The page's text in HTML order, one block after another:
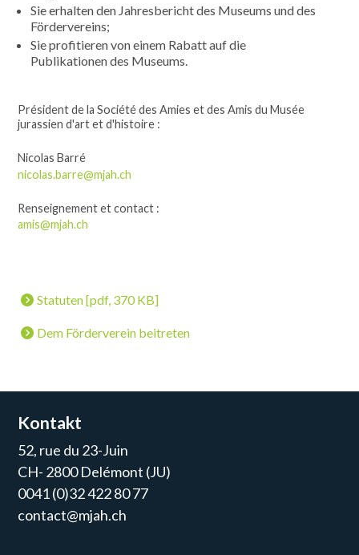
Sie erhalten den Jahresbericht des Museums und des
Fördervereins;
Sie profitieren von einem Rabatt auf die
Publikationen des Museums.
Président de la Société des Amies et des Amis du Musée
jurassien d'art et d'histoire :
Nicolas Barré
nicolas.barre@mjah.ch
Renseignement et contact :
amis@mjah.ch
Statuten [pdf, 370 KB]
Dem Förderverein beitreten
Kontakt
52, rue du 23-Juin
CH- 2800 Delémont (JU)
0041 (0)32 422 80 77
contact@mjah.ch